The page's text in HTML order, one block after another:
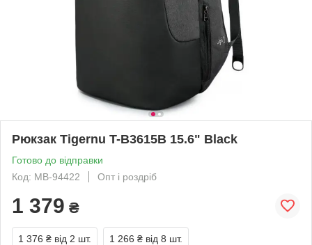
Рюкзак Tigernu T-B3615B 15.6" Black
Готово до відправки
Код: MB-94422
Опт і роздріб
1 379 ₴
1 376 ₴ від 2 шт. 1 266 ₴ від 8 шт.